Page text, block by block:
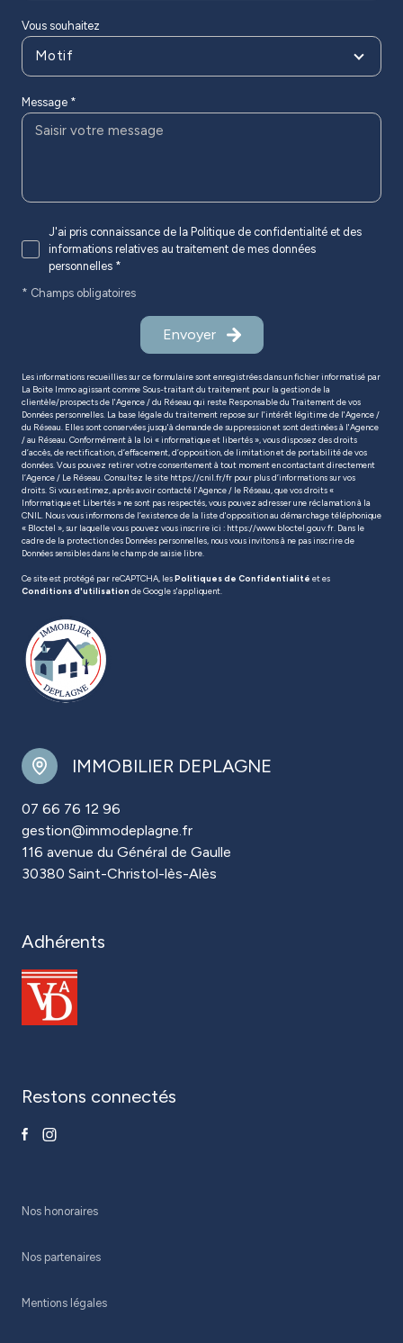
Vous souhaitez
Motif
Message *
J'ai pris connaissance de la Politique de confidentialité et des
informations relatives au traitement de mes données
personnelles *
* Champs obligatoires
Envoyer
Les informations recueillies sur ce formulaire sont enregistrées dans un fichier informatisé par
La Boite Immo agissant comme Sous-traitant du traitement pour la gestion de la
clientèle/prospects de l'Agence / du Réseau qui reste Responsable du Traitement de vos
Données personnelles. La base légale du traitement repose sur l'intérêt légitime de l'Agence /
du Réseau. Elles sont conservées jusqu'à demande de suppression et sont destinées à l'Agence
/ au Réseau. Conformément à la loi « informatique et libertés », vous disposez des droits
d’accès, de rectification, d’effacement, d’opposition, de limitation et de portabilité de vos
données. Vous pouvez retirer votre consentement à tout moment en contactant directement
l’Agence / Le Réseau. Consultez le site https://cnil.fr/fr pour plus d’informations sur vos
droits. Si vous estimez, après avoir contacté l'Agence / le Réseau, que vos droits «
Informatique et Libertés » ne sont pas respectés, vous pouvez adresser une réclamation à la
CNIL. Nous vous informons de l’existence de la liste d'opposition au démarchage téléphonique
« Bloctel », sur laquelle vous pouvez vous inscrire ici : https://www.bloctel.gouv.fr. Dans le
cadre de la protection des Données personnelles, nous vous invitons à ne pas inscrire de
Données sensibles dans le champ de saisie libre.
Ce site est protégé par reCAPTCHA, lesPolitiques de Confidentialité et es
Conditions d'utilisation de Google s'appliquent.
IMMOBILIER DEPLAGNE
07 66 76 12 96
gestion@immodeplagne.fr
116 avenue du Général de Gaulle
30380 Saint-Christol-lès-Alès
Adhérents
restons connectés
Nos honoraires
Nos partenaires
Mentions légales